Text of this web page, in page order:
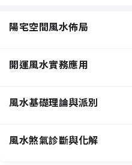
陽宅空間風水佈局
開運風水實務應用
風水基礎理論與派別
風水煞氣診斷與化解